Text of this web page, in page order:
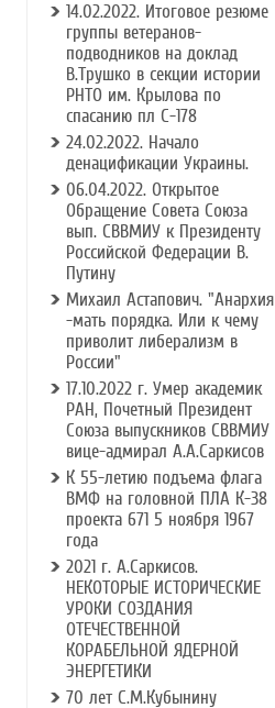
14.02.2022. Итоговое резюме
группы ветеранов-
подводников на доклад
В.Трушко в секции истории
РНТО им. Крылова по
спасанию пл С-178
24.02.2022. Начало
денацификации Украины.
06.04.2022. Открытое
Обращение Совета Союза
вып. СВВМИУ к Президенту
Российской Федерации В.
Путину
Михаил Астапович. "Анархия
-мать порядка. Или к чему
приволит либерализм в
России"
17.10.2022 г. Умер академик
РАН, Почетный Президент
Союза выпускников СВВМИУ
вице-адмирал А.А.Саркисов
К 55-летию подъема флага
ВМФ на головной ПЛА К-38
проекта 671 5 ноября 1967
года
2021 г. А.Саркисов.
НЕКОТОРЫЕ ИСТОРИЧЕСКИЕ
УРОКИ СОЗДАНИЯ
ОТЕЧЕСТВЕННОЙ
КОРАБЕЛЬНОЙ ЯДЕРНОЙ
ЭНЕРГЕТИКИ
70 лет С.М.Кубынину